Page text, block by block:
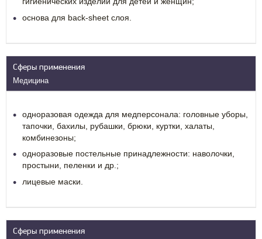
основа для back-sheet слоя.
Сферы применения
Медицина
одноразовая одежда для медперсонала: головные уборы,
тапочки, бахилы, рубашки, брюки, куртки, халаты,
комбинезоны;
одноразовые постельные принадлежности: наволочки,
простыни, пеленки и др.;
лицевые маски.
Сферы применения